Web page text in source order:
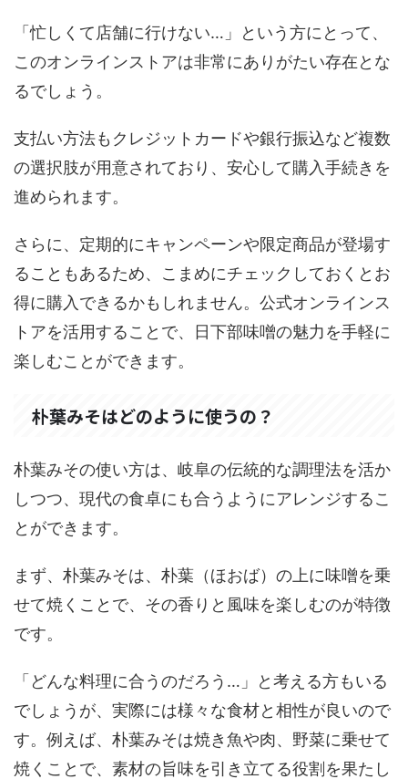
「忙しくて店舗に行けない…」という方にとって、
このオンラインストアは非常にありがたい存在とな
るでしょう。
支払い方法もクレジットカードや銀行振込など複数
の選択肢が用意されており、安心して購入手続きを
進められます。
さらに、定期的にキャンペーンや限定商品が登場す
ることもあるため、こまめにチェックしておくとお
得に購入できるかもしれません。公式オンラインス
トアを活用することで、日下部味噌の魅力を手軽に
楽しむことができます。
朴葉みそはどのように使うの？
朴葉みその使い方は、岐阜の伝統的な調理法を活か
しつつ、現代の食卓にも合うようにアレンジするこ
とができます。
まず、朴葉みそは、朴葉（ほおば）の上に味噌を乗
せて焼くことで、その香りと風味を楽しむのが特徴
です。
「どんな料理に合うのだろう…」と考える方もいる
でしょうが、実際には様々な食材と相性が良いので
す。例えば、朴葉みそは焼き魚や肉、野菜に乗せて
焼くことで、素材の旨味を引き立てる役割を果たし